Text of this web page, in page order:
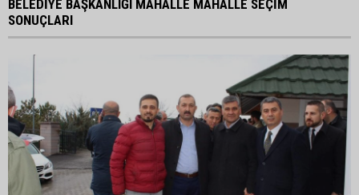
BELEDİYE BAŞKANLIĞI MAHALLE MAHALLE SEÇİM
SONUÇLARI